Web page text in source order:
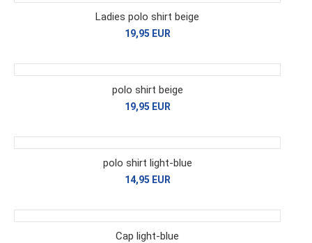
Ladies polo shirt beige
19,95 EUR
polo shirt beige
19,95 EUR
polo shirt light-blue
14,95 EUR
Cap light-blue